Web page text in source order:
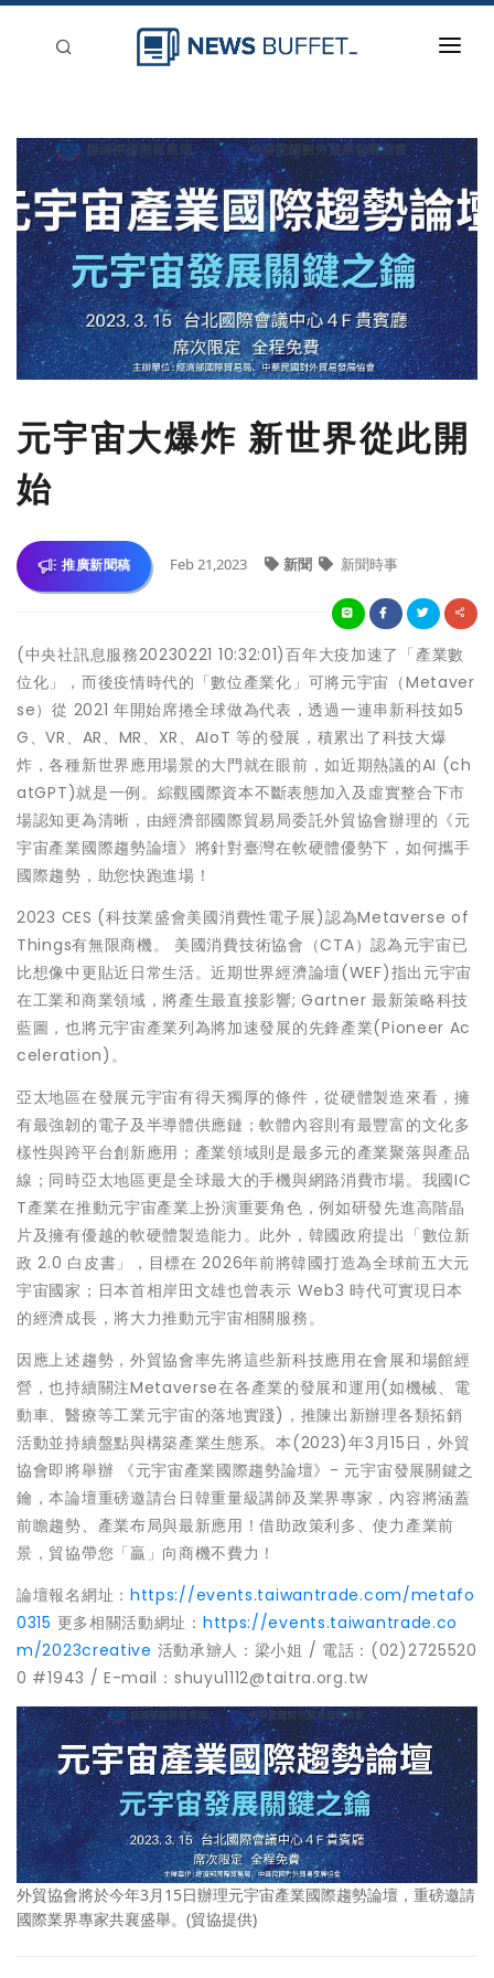
新聞稿分類
登入
刊登
元宇宙大爆炸 新世界從此開
始
推廣新聞稿 Feb 21,2023 新聞 新聞時事
(中央社訊息服務20230221 10:32:01)百年大疫加速了「產業數
位化」，而後疫情時代的「數位產業化」可將元宇宙（Metaver
se）從 2021 年開始席捲全球做為代表，透過一連串新科技如5
G、VR、AR、MR、XR、AIoT 等的發展，積累出了科技大爆
炸，各種新世界應用場景的大門就在眼前，如近期熱議的AI (ch
atGPT)就是一例。綜觀國際資本不斷表態加入及虛實整合下市
場認知更為清晰，由經濟部國際貿易局委託外貿協會辦理的《元
宇宙產業國際趨勢論壇》將針對臺灣在軟硬體優勢下，如何攜手
國際趨勢，助您快跑進場！
2023 CES (科技業盛會美國消費性電子展)認為Metaverse of
Things有無限商機。 美國消費技術協會（CTA）認為元宇宙已
比想像中更貼近日常生活。近期世界經濟論壇(WEF)指出元宇宙
在工業和商業領域，將產生最直接影響; Gartner 最新策略科技
藍圖，也將元宇宙產業列為將加速發展的先鋒產業(Pioneer Ac
celeration)。
亞太地區在發展元宇宙有得天獨厚的條件，從硬體製造來看，擁
有最強韌的電子及半導體供應鏈；軟體內容則有最豐富的文化多
樣性與跨平台創新應用；產業領域則是最多元的產業聚落與產品
線；同時亞太地區更是全球最大的手機與網路消費市場。我國IC
T產業在推動元宇宙產業上扮演重要角色，例如研發先進高階晶
片及擁有優越的軟硬體製造能力。此外，韓國政府提出「數位新
政 2.0 白皮書」，目標在 2026年前將韓國打造為全球前五大元
宇宙國家；日本首相岸田文雄也曾表示 Web3 時代可實現日本
的經濟成長，將大力推動元宇宙相關服務。
因應上述趨勢，外貿協會率先將這些新科技應用在會展和場館經
營，也持續關注Metaverse在各產業的發展和運用(如機械、電
動車、醫療等工業元宇宙的落地實踐)，推陳出新辦理各類拓銷
活動並持續盤點與構築產業生態系。本(2023)年3月15日，外貿
協會即將舉辦 《元宇宙產業國際趨勢論壇》- 元宇宙發展關鍵之
鑰，本論壇重磅邀請台日韓重量級講師及業界專家，內容將涵蓋
前瞻趨勢、產業布局與最新應用！借助政策利多、使力產業前
景，貿協帶您「贏」向商機不費力！
論壇報名網址： https://events.taiwantrade.com/metafo
0315 更多相關活動網址： https://events.taiwantrade.co
m/2023creative 活動承辧人：梁小姐 / 電話：(02)2725520
0 #1943 / E-mail：shuyu1112@taitra.org.tw
外貿協會將於今年3月15日辦理元宇宙產業國際趨勢論壇，重磅邀請
國際業界專家共襄盛舉。(貿協提供)